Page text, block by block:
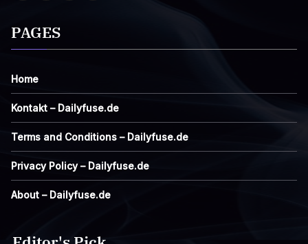
PAGES
Home
Kontakt – Dailyfuse.de
Terms and Conditions – Dailyfuse.de
Privacy Policy – Dailyfuse.de
About – Dailyfuse.de